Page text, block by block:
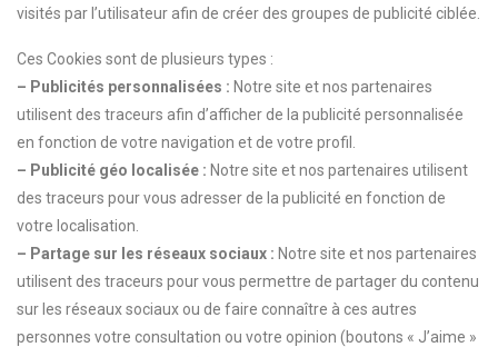
visités par l’utilisateur afin de créer des groupes de publicité ciblée.
Ces Cookies sont de plusieurs types :
– Publicités personnalisées : Notre site et nos partenaires
utilisent des traceurs afin d’afficher de la publicité personnalisée
en fonction de votre navigation et de votre profil.
– Publicité géo localisée : Notre site et nos partenaires utilisent
des traceurs pour vous adresser de la publicité en fonction de
votre localisation.
– Partage sur les réseaux sociaux : Notre site et nos partenaires
utilisent des traceurs pour vous permettre de partager du contenu
sur les réseaux sociaux ou de faire connaître à ces autres
personnes votre consultation ou votre opinion (boutons « J’aime »